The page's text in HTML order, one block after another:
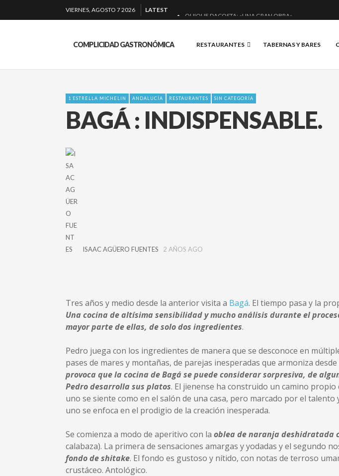
VIERNES, AGOSTO 7 2026
LATEST
QUIQUE DACOSTA: «UNA GRAN OBRA»
BAKKO: NIGIRIS, VINO Y BRASAS.
COMPLICIDAD GASTRONÓMICA RESTAURANTES TABERNAS Y BARES
1 ESTRELLA MICHELIN ANDALUCÍA RESTAURANTES SIN CATEGORÍA
BAGÁ : INDISPENSABLE.
ISAAC AGÜERO FUENTES 2 AÑOS AGO
Tres años y medio desde la anterior visita a Bagá. El tiempo pasa y la
Una cocina de altísima sensibilidad y mucho análisis durante el
mayor parte de ellas, de solo dos ingredientes.
Pedro juega con los ingredientes de manera que se desconoce en
pases de mares y montañas, de parejas inesperadas que armoniza
provoca que la cocina de Bagá se puede considerar sorpresiva, de
Pedro desarrolla sus platos. El jienense ha construido un camino
uno se siente como en el salón de una casa, pero marcado por el
uno se enfoca en el prodigio de la creación inesperada.
Se comienza a modo de aperitivo con la oblea de naranja deshidratada
calabaza). La primera de sensaciones amargas y yodadas y el segundo
fondo de shitake. El fondo es gustoso y nítido, con notas de terroso
crustáceo. Antológico.